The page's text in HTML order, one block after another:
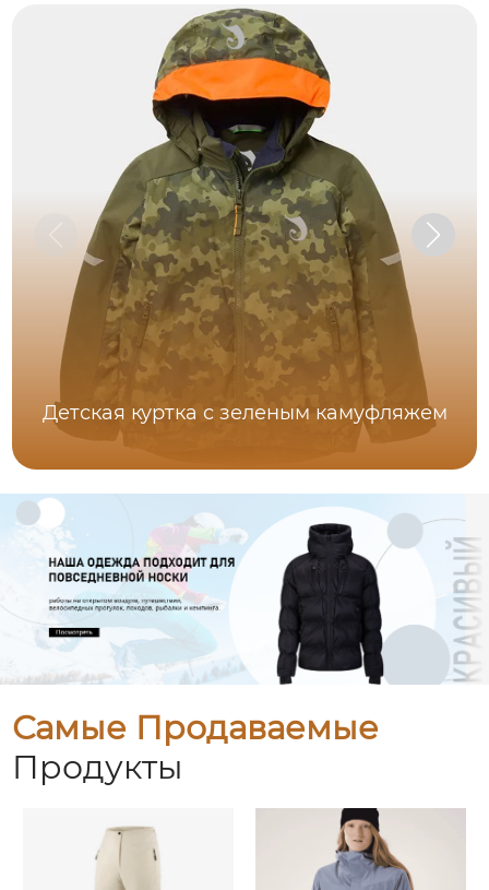
Детская куртка с зеленым камуфляжем
Самые Продаваемые
Продукты